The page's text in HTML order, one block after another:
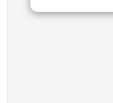
güven ikliminin
kararlılıkla katkı